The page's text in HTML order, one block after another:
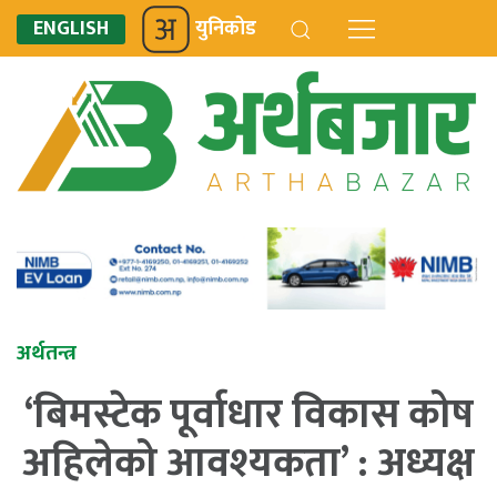
ENGLISH युनिकोड
अर्थतन्त्र
‘बिमस्टेक पूर्वाधार विकास कोष
अहिलेको आवश्यकता’ : अध्यक्ष